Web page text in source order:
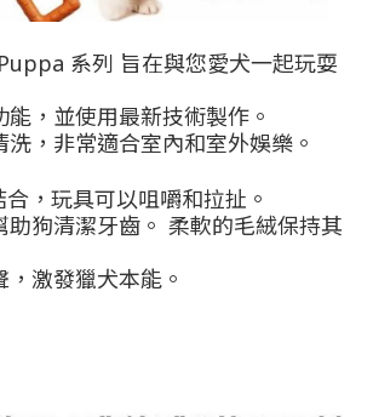
系列 旨在與您愛犬一起玩耍
，並使用最新技術製作。
，非常適合室內和室外娛樂。
，玩具可以咀嚼和拉扯。
助狗清潔牙齒。 柔軟的毛絨保持其
激發獵犬本能。